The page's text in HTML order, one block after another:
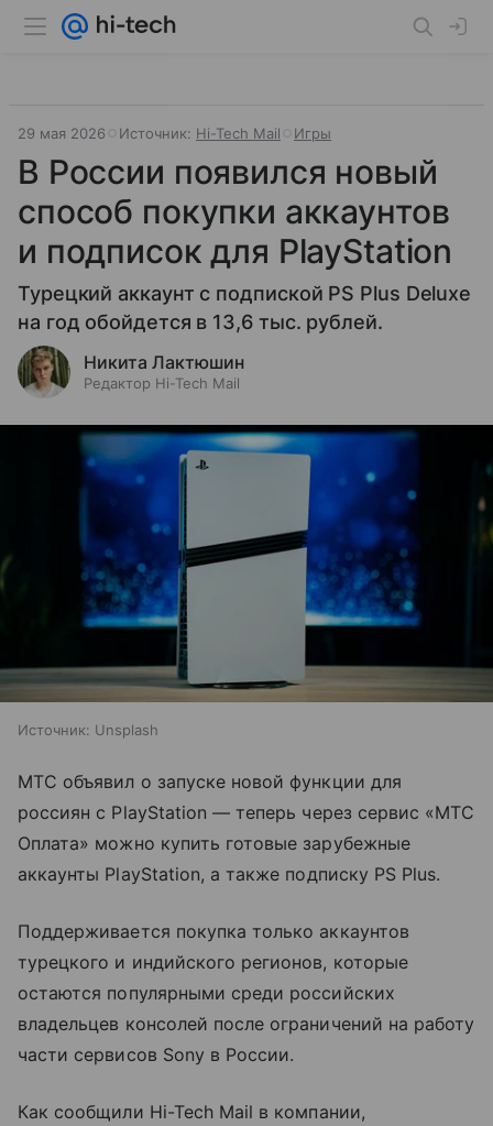
29 мая 2026 Источник: Hi-Tech Mail Игры
В России появился новый
способ покупки аккаунтов
и подписок для PlayStation
Турецкий аккаунт с подпиской PS Plus Deluxe
на год обойдется в 13,6 тыс. рублей.
Никита Лактюшин
Редактор Hi-Tech Mail
Источник: Unsplash
МТС объявил о запуске новой функции для
россиян с PlayStation — теперь через сервис «МТС
Оплата» можно купить готовые зарубежные
аккаунты PlayStation, а также подписку PS Plus.
Поддерживается покупка только аккаунтов
турецкого и индийского регионов, которые
остаются популярными среди российских
владельцев консолей после ограничений на работу
части сервисов Sony в России.
Как сообщили Hi-Tech Mail в компании,